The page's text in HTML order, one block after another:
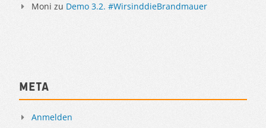
Moni zu Demo 3.2. #WirsinddieBrandmauer
Meta
Anmelden